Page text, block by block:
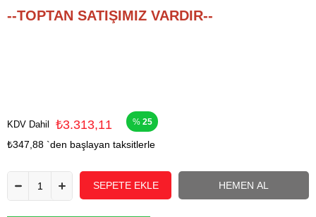
--TOPTAN SATIŞIMIZ VARDIR--
KDV Dahil ₺3.313,11 25
₺347,88 `den başlayan taksitlerle